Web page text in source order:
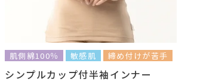
肌側綿100％ 敏感肌 締め付けが苦手
シンプルカップ付半袖インナー